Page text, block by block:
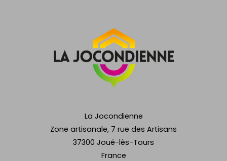
La Jocondienne
Zone artisanale, 7 rue des Artisans
37300 Joué-lès-Tours
France